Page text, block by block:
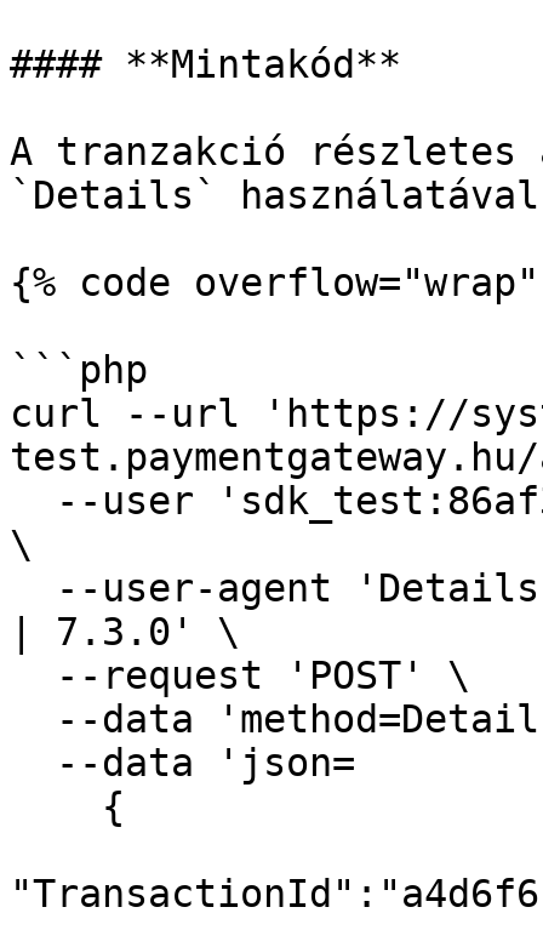
#### **Mintakód**
A tranzakció részletes
`Details`
{% code
```php
curl --url 'https://
\
| 7.3.0' \